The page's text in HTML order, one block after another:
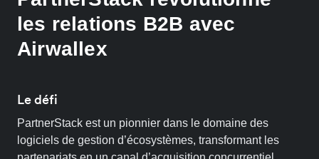
les relations B2B avec
Airwallex
Le défi
PartnerStack est un pionnier dans le domaine des
logiciels de gestion d’écosystèmes, transformant les